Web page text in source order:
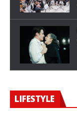
LIFESTYLE